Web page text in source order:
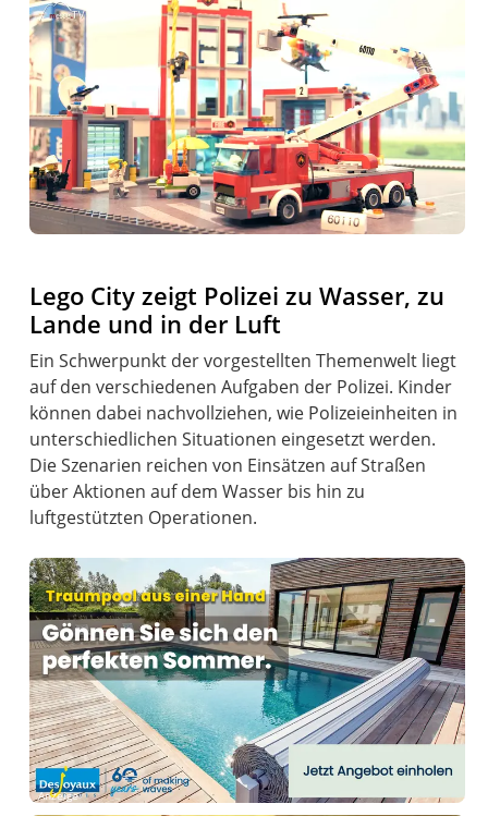
Lego City zeigt Polizei zu Wasser, zu
Lande und in der Luft
Ein Schwerpunkt der vorgestellten Themenwelt liegt
auf den verschiedenen Aufgaben der Polizei. Kinder
können dabei nachvollziehen, wie Polizeieinheiten in
unterschiedlichen Situationen eingesetzt werden.
Die Szenarien reichen von Einsätzen auf Straßen
über Aktionen auf dem Wasser bis hin zu
luftgestützten Operationen.
Anzeige